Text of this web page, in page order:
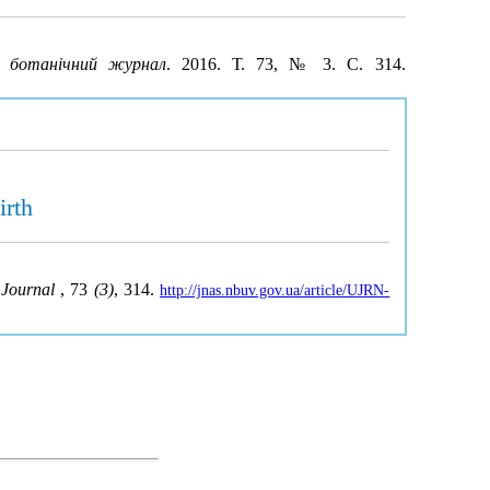
ботанічний журнал. 2016. Т. 73, № 3. С. 314.
, 73 (3), 314.http://jnas.nbuv.gov.ua/article/UJRN-